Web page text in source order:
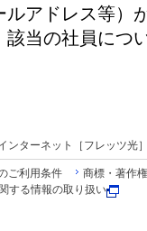
ルアドレス等）
当の社員につ
ンターネット［フレッツ光］
ご利用条件 商標・著作権
する情報の取り扱い